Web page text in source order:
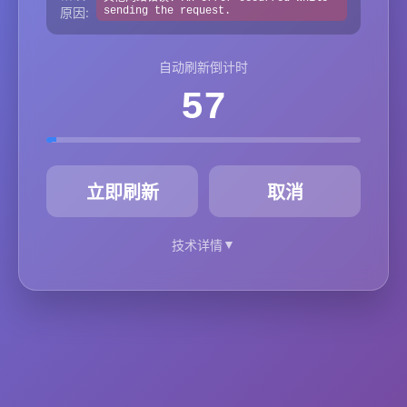
原因:
sending the request.
自动刷新倒计时
57
立即刷新 取消
技术详情▼